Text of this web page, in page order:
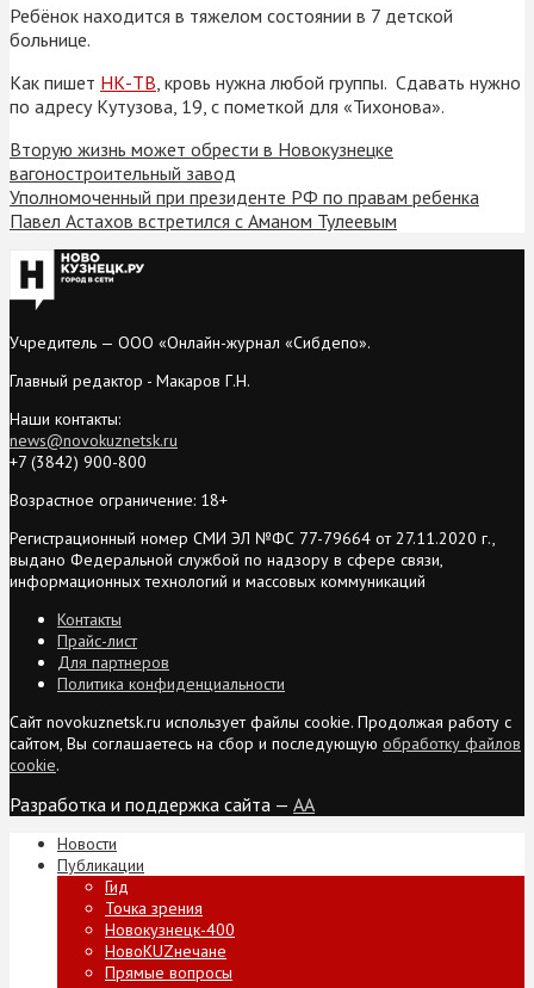
Ребёнок находится в тяжелом состоянии в 7 детской
больнице.
Как пишет НК-ТВ , кровь нужна любой группы. Сдавать нужно
по адресу Кутузова, 19, с пометкой для «Тихонова».
Вторую жизнь может обрести в Новокузнецке
вагоностроительный завод
Уполномоченный при президенте РФ по правам ребенка
Павел Астахов встретился с Аманом Тулеевым
Учредитель — ООО «Онлайн-журнал «Сибдепо».
Главный редактор - Макаров Г.Н.
Наши контакты:
news@novokuznetsk.ru
+7 (3842) 900-800
Возрастное ограничение: 18+
Регистрационный номер СМИ ЭЛ №ФС 77-79664 от 27.11.2020 г.,
выдано Федеральной службой по надзору в сфере связи,
информационных технологий и массовых коммуникаций
Контакты
Прайс-лист
Для партнеров
Политика конфиденциальности
Сайт novokuznetsk.ru использует файлы cookie. Продолжая работу с
сайтом, Вы соглашаетесь на сбор и последующую обработку файлов
cookie.
Разработка и поддержка сайта — AA
Новости
Публикации
Гид
Точка зрения
Новокузнецк-400
НовоKUZнечане
Прямые вопросы